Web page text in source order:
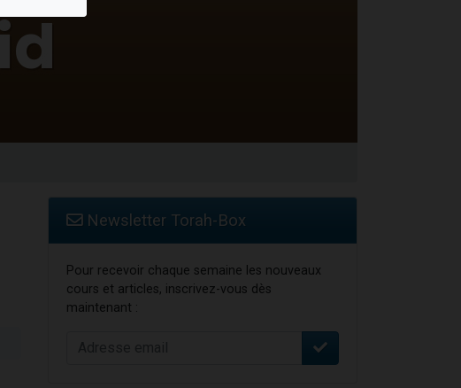
Newsletter Torah-Box
Pour recevoir chaque semaine les nouveaux
cours et articles, inscrivez-vous dès
maintenant :